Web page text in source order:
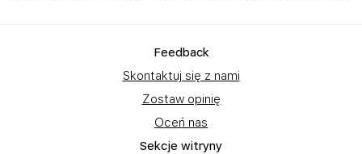
Feedback
Skontaktuj się z nami
Zostaw opinię
Oceń nas
Sekcje witryny